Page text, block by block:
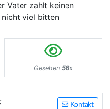
Vater zahlt keinen
nicht viel bitten
Gesehen 56x
Kontakt